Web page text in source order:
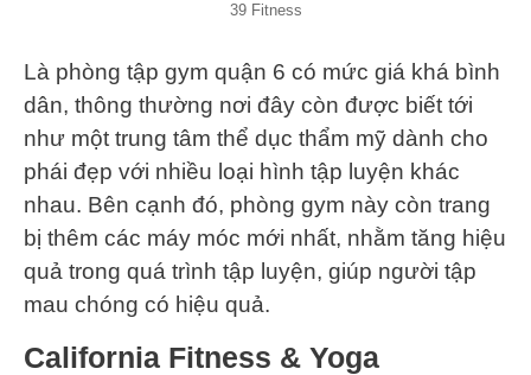
39 Fitness
Là phòng tập gym quận 6 có mức giá khá bình
dân, thông thường nơi đây còn được biết tới
như một trung tâm thể dục thẩm mỹ dành cho
phái đẹp với nhiều loại hình tập luyện khác
nhau. Bên cạnh đó, phòng gym này còn trang
bị thêm các máy móc mới nhất, nhằm tăng hiệu
quả trong quá trình tập luyện, giúp người tập
mau chóng có hiệu quả.
California Fitness & Yoga